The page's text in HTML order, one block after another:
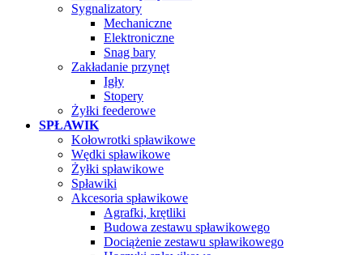
Sygnalizatory
Mechaniczne
Elektroniczne
Snag bary
Zakładanie przynęt
Igły
Stopery
Żyłki feederowe
SPŁAWIK
Kołowrotki spławikowe
Wędki spławikowe
Żyłki spławikowe
Spławiki
Akcesoria spławikowe
Agrafki, krętliki
Budowa zestawu spławikowego
Dociążenie zestawu spławikowego